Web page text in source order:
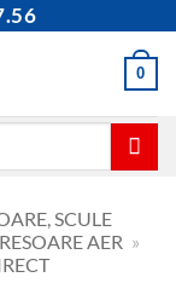
0
SCULE
AER »